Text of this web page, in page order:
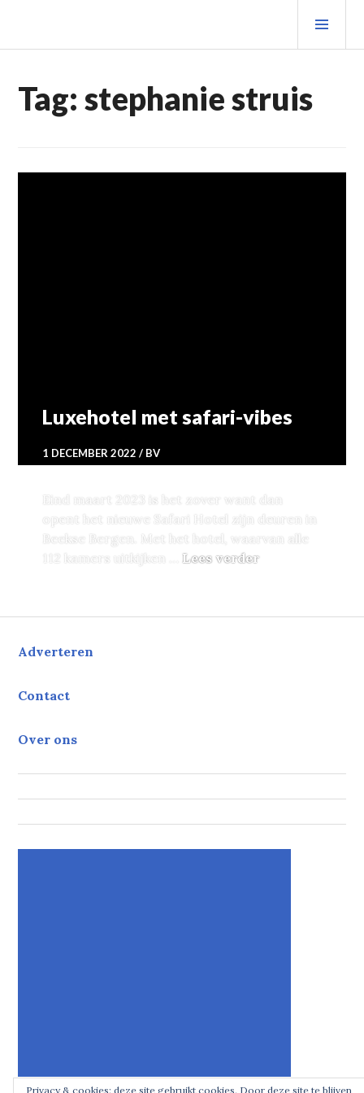
inhoud
Tag:stephanie struis
Luxehotel met safari-vibes
1 DECEMBER 2022 BV
Eind maart 2023 is het zover want dan
opent het nieuwe Safari Hotel zijn deuren in
Beekse Bergen. Met het hotel, waarvan alle
112 kamers uitkijken …Lees verderLuxehotel met
Adverteren
Contact
Over ons
Privacy & cookies: deze site gebruikt cookies. Door deze site te blijven